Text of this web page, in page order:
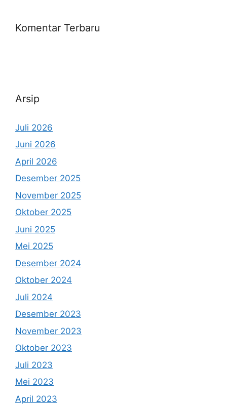
Komentar Terbaru
Arsip
Juli 2026
Juni 2026
April 2026
Desember 2025
November 2025
Oktober 2025
Juni 2025
Mei 2025
Desember 2024
Oktober 2024
Juli 2024
Desember 2023
November 2023
Oktober 2023
Juli 2023
Mei 2023
April 2023